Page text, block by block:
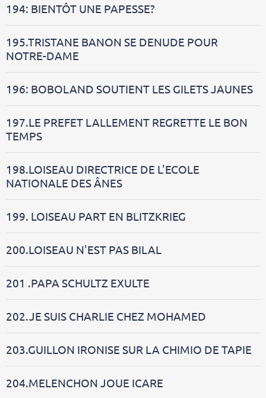
194: BIENTÔT UNE PAPESSE?
195.TRISTANE BANON SE DENUDE POUR
NOTRE-DAME
196: BOBOLAND SOUTIENT LES GILETS JAUNES
197.LE PREFET LALLEMENT REGRETTE LE BON
TEMPS
198.LOISEAU DIRECTRICE DE L'ECOLE
NATIONALE DES ÂNES
199. LOISEAU PART EN BLITZKRIEG
200.LOISEAU N'EST PAS BILAL
201 .PAPA SCHULTZ EXULTE
202.JE SUIS CHARLIE CHEZ MOHAMED
203.GUILLON IRONISE SUR LA CHIMIO DE TAPIE
204.MELENCHON JOUE ICARE